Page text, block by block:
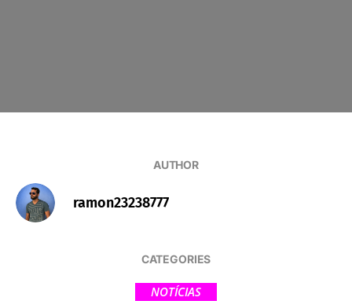
AUTHOR
ramon23238777
CATEGORIES
NOTÍCIAS